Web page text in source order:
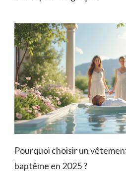
Pourquoi choisir un
baptême en 2025 ?